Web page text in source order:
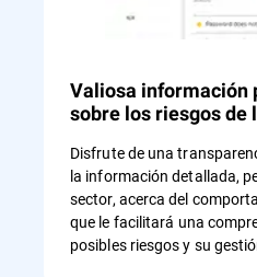
Valiosa información
sobre los riesgos de
Disfrute de una
la información detallada,
sector, acerca del
que le facilitará una
posibles riesgos y su